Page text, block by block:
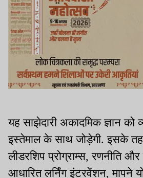
यह साझेदारी अकादमिक ज्ञान को
इस्तेमाल के साथ जोड़ेगी. इसके
लीडरशिप प्रोग्राम्स, रणनीति
आधारित लर्निंग इंटरवेंशन, मापने